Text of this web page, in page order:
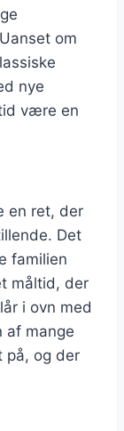
om
nye
være en
en ret, der
Det
familien
måltid, der
i ovn med
af mange
på, og der